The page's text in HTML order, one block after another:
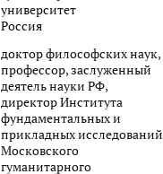
университет
Россия
доктор философских наук,
профес­сор, заслуженный
деятель науки РФ,
директор Института
фундаментальных и
прикладных исследований
Московского
гуманитарного